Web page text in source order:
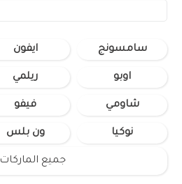
سامسونج ايفون
اوبو ريلمي
شاومي فيفو
نوكيا ون بلس
جميع الماركات